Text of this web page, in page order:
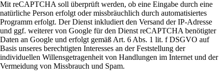
Mit reCAPTCHA soll überprüft werden, ob eine Eingabe durch eine
natürliche Person erfolgt oder missbräuchlich durch automatisiertes
Programm erfolgt. Der Dienst inkludiert den Versand der IP-Adresse
und ggf. weiterer von Google für den Dienst reCAPTCHA benötigter
Daten an Google und erfolgt gemäß Art. 6 Abs. 1 lit. f DSGVO auf
Basis unseres berechtigten Interesses an der Feststellung der
individuellen Willensgetragenheit von Handlungen im Internet und der
Vermeidung von Missbrauch und Spam.